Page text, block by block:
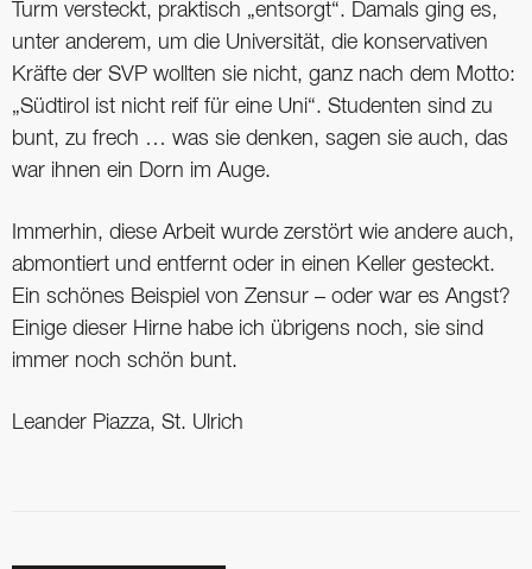
Turm versteckt, praktisch „entsorgt“. Damals ging es,
unter anderem, um die Universität, die konservativen
Kräfte der SVP wollten sie nicht, ganz nach dem Motto:
„Südtirol ist nicht reif für eine Uni“. Studenten sind zu
bunt, zu frech … was sie denken, sagen sie auch, das
war ihnen ein Dorn im Auge.
Immerhin, diese Arbeit wurde zerstört wie andere auch,
abmontiert und entfernt oder in einen Keller gesteckt.
Ein schönes Beispiel von Zensur – oder war es Angst?
Einige dieser Hirne habe ich übrigens noch, sie sind
immer noch schön bunt.
Leander Piazza, St. Ulrich